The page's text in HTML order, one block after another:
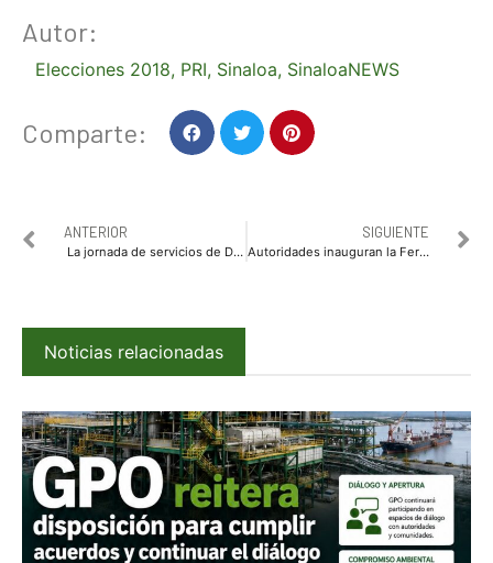
Autor:
Elecciones 2018, PRI, Sinaloa, SinaloaNEWS
Comparte:
ANTERIOR
La jornada de servicios de DIF Sinaloa llega a Familias de Ohuira
SIGUIENTE
Autoridades inauguran la Feria de Financiamiento “Puro Sinaloa”, entregan los primeros 6.5 mdp
Noticias relacionadas